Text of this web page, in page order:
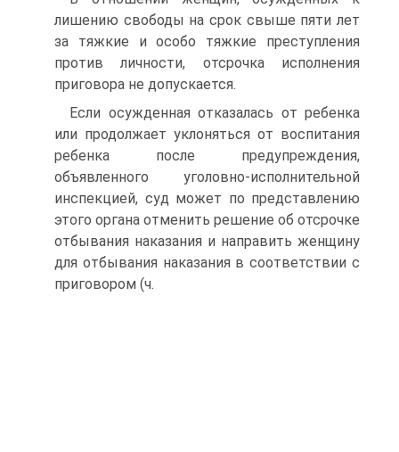
лишению свободы на срок свыше пяти лет
за тяжкие и особо тяжкие преступления
против личности, отсрочка исполнения
приговора не допускается.
Если осужденная отказалась от ребенка
или продолжает уклоняться от воспитания
ребенка после предупреждения,
объявленного уголовно-исполнительной
инспекцией, суд может по представлению
этого органа отменить решение об отсрочке
отбывания наказания и направить женщину
для отбывания наказания в соответствии с
приговором (ч.